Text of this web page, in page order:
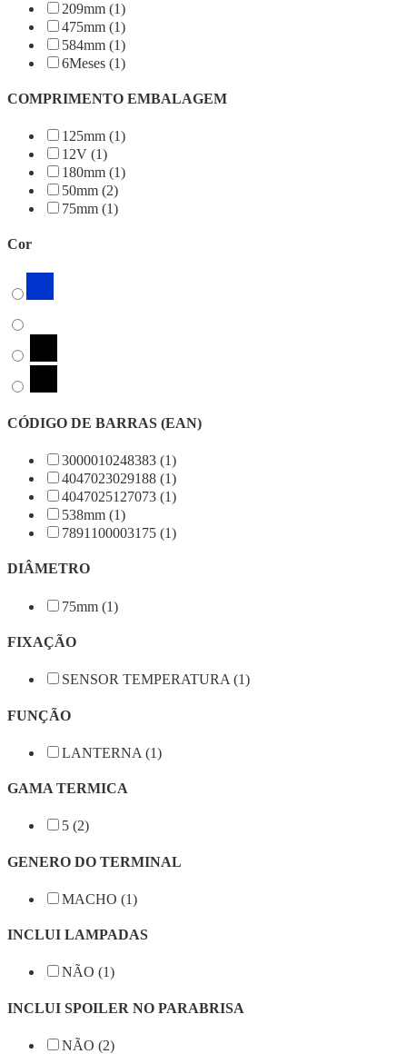
209mm (1)
475mm (1)
584mm (1)
6Meses (1)
COMPRIMENTO EMBALAGEM
125mm (1)
12V (1)
180mm (1)
50mm (2)
75mm (1)
Cor
CÓDIGO DE BARRAS (EAN)
3000010248383 (1)
4047023029188 (1)
4047025127073 (1)
538mm (1)
7891100003175 (1)
DIÂMETRO
75mm (1)
FIXAÇÃO
SENSOR TEMPERATURA (1)
FUNÇÃO
LANTERNA (1)
GAMA TERMICA
5 (2)
GENERO DO TERMINAL
MACHO (1)
INCLUI LAMPADAS
NÃO (1)
INCLUI SPOILER NO PARABRISA
NÃO (2)